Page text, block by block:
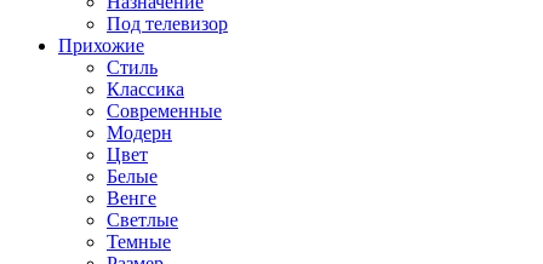
Под телевизор
Прихожие
Стиль
Классика
Современные
Модерн
Цвет
Белые
Венге
Светлые
Темные